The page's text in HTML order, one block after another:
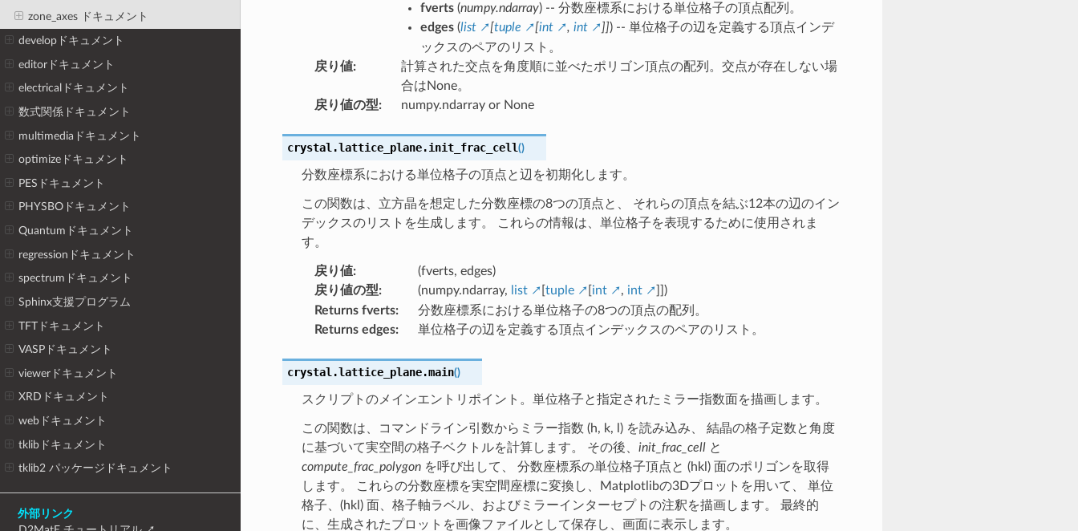
zone_axes ドキュメント
developドキュメント
editorドキュメント
electricalドキュメント
数式関係ドキュメント
multimediaドキュメント
optimizeドキュメント
PESドキュメント
PHYSBOドキュメント
Quantumドキュメント
regressionドキュメント
spectrumドキュメント
Sphinx支援プログラム
TFTドキュメント
VASPドキュメント
viewerドキュメント
XRDドキュメント
webドキュメント
tklibドキュメント
tklib2 パッケージドキュメント
外部リンク
fverts(numpy.ndarray) -- 分数座標系における単位格子の頂点配列。
edges(list [tuple [int , int ]]) -- 単位格子の辺を定義する頂点インデ
ックスのペアのリスト。
戻り値:
計算された交点を角度順に並べたポリゴン頂点の配列。交点が存在しない場
合はNone。
戻り値の型: numpy.ndarray or None
crystal.lattice_plane.init_frac_cell()
分数座標系における単位格子の頂点と辺を初期化します。
この関数は、立方晶を想定した分数座標の8つの頂点と、 それらの頂点を結ぶ12本の辺のイン
デックスのリストを生成します。 これらの情報は、単位格子を表現するために使用されま
す。
戻り値:
(fverts, edges)
戻り値の型: (numpy.ndarray, list tuple int , int
]])
Returns fverts:
分数座標系における単位格子の8つの頂点の配列。
Returns edges: 単位格子の辺を定義する頂点インデックスのペアのリスト。
crystal.lattice_plane.main()
スクリプトのメインエントリポイント。単位格子と指定されたミラー指数面を描画します。
この関数は、コマンドライン引数からミラー指数 (h, k, l) を読み込み、 結晶の格子定数と角度
に基づいて実空間の格子ベクトルを計算します。 その後、 init_frac_cellと
compute_frac_polygonを呼び出して、 分数座標系の単位格子頂点と (hkl) 面のポリゴンを取得
します。 これらの分数座標を実空間座標に変換し、Matplotlibの3Dプロットを用いて、 単位
格子、(hkl) 面、格子軸ラベル、およびミラーインターセプトの注釈を描画します。 最終的
に、生成されたプロットを画像ファイルとして保存し、画面に表示します。